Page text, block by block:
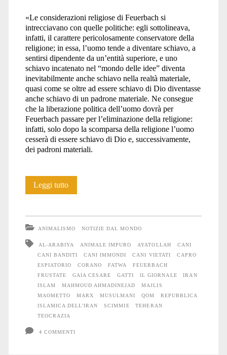
«Le considerazioni religiose di Feuerbach si
intrecciavano con quelle politiche: egli sottolineava,
infatti, il carattere pericolosamente conservatore della
religione; in essa, l’uomo tende a diventare schiavo, a
sentirsi dipendente da un’entità superiore, e uno
schiavo incatenato nel “mondo delle idee” diventa
inevitabilmente anche schiavo nella realtà materiale,
quasi come se oltre ad essere schiavo di Dio diventasse
anche schiavo di un padrone materiale. Ne consegue
che la liberazione politica dell’uomo dovrà per
Feuerbach passare per l’eliminazione della religione:
infatti, solo dopo la scomparsa della religione l’uomo
cesserà di essere schiavo di Dio e, successivamente,
dei padroni materiali.
Leggi tuttoIran:
Cani
da
abbandonare
nel
deserto,
ANIMALISMO NOTIZIE DAL MONDO
AL-ARABIYA ANIMALE IMPURO AYATOLLAH
CANI
CANI BANDITI
CANI IMMONDI CANI VIETATI
CAPRO
ESPIATORIO
CORANO FATWA
FEUERBACH
FRUSTATE
GAIA CESARE GATTI IL GIORNALE
IRAN
ISLAM
MAHMOUD AHMADINEJAD
MAJLIS
MAOMETTO
MARX MUSULMANI QOM
REPUBBLICA
ISLAMICA DELL'IRAN
SCIMMIE
TEHERAN
TEOCRAZIA
4 COMMENTI